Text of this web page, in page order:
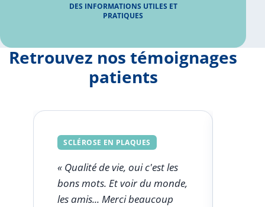
DES INFORMATIONS UTILES ET
PRATIQUES
Retrouvez nos témoignages
patients
SCLÉROSE EN PLAQUES
« Qualité de vie, oui c'est les
bons mots. Et voir du monde,
les amis... Merci beaucoup